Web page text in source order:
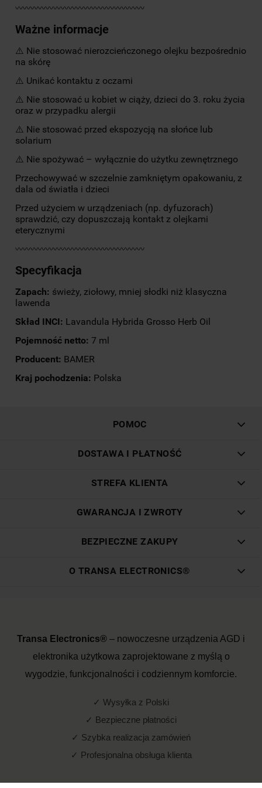
〰〰〰〰〰〰〰〰〰〰〰〰〰〰〰〰〰
Ważne informacje
⚠️ Nie stosować nierozcieńczonego olejku bezpośrednio
na skórę
⚠️ Unikać kontaktu z oczami
⚠️ Nie stosować u kobiet w ciąży, dzieci do 3. roku życia
oraz w przypadku alergii
⚠️ Nie stosować przed ekspozycją na słońce lub
solarium
⚠️ Nie spożywać – wyłącznie do użytku zewnętrznego
Przechowywać w szczelnie zamkniętym opakowaniu, z
dala od światła i dzieci
Przed użyciem w urządzeniach (np. dyfuzorach)
sprawdzić, czy dopuszczają kontakt z olejkami
eterycznymi
〰〰〰〰〰〰〰〰〰〰〰〰〰〰〰〰〰
Specyfikacja
Zapach: świeży, ziołowy, mniej słodki niż klasyczna
lawenda
Skład INCI: Lavandula Hybrida Grosso Herb Oil
Pojemność netto: 7 ml
Producent: BAMER
Kraj pochodzenia: Polska
POMOC
DOSTAWA I PŁATNOŚĆ
STREFA KLIENTA
GWARANCJA I ZWROTY
BEZPIECZNE ZAKUPY
O TRANSA ELECTRONICS®
Transa Electronics® – nowoczesne urządzenia AGD i
elektronika użytkowa zaprojektowane z myślą o
wygodzie, funkcjonalności i codziennym komforcie.
✓ Wysyłka z Polski
✓ Bezpieczne płatności
✓ Szybka realizacja zamówień
✓ Profesjonalna obsługa klienta